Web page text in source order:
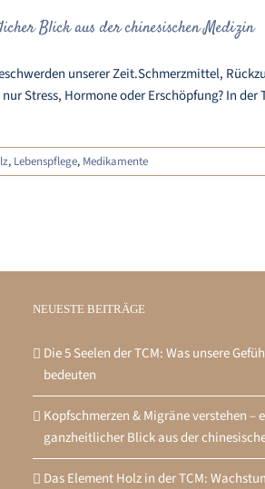
Blick aus der chinesischen Medizin
unserer Zeit.Schmerzmittel,
Stress, Hormone oder Erschöpfung? In
, Lebenspflege, Medikamente
NEUESTE BEITRÄGE
Die 5 Seelen der TCM: Was unsere
bedeuten
Kopfschmerzen & Migräne verstehen –
ganzheitlicher Blick aus der
Das Element Holz in der TCM: